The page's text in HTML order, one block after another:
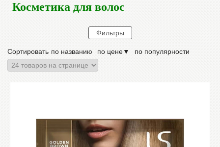
Косметика для волос
Сортировать по названию по цене▼ по популярности